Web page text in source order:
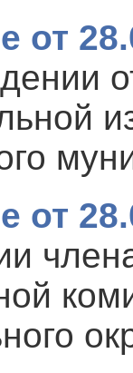
от
от